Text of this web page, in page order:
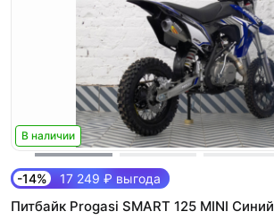
В наличии
-14% 17 249 ₽ выгода
Питбайк Progasi SMART 125 MINI Синий